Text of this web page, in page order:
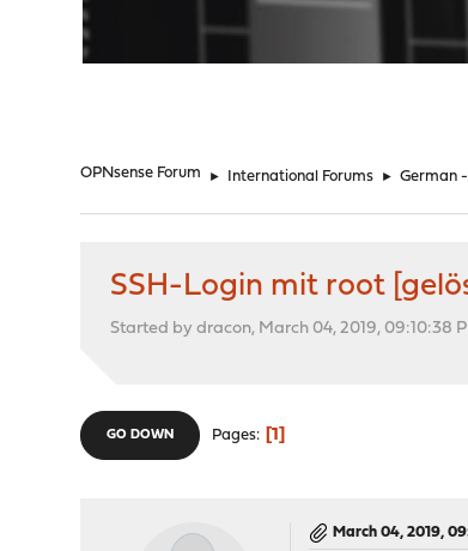
OPNsense Forum ► International Forums ► German
SSH-Login mit root
Started by dracon, March 04, 2019, 09:10:38
GO DOWN Pages 1
March 04, 2019,